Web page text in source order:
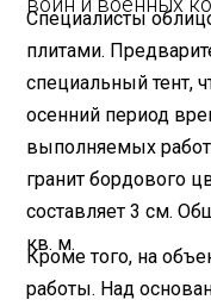
Специалисты
плитами.
специальный тент,
осенний период
выполняемых
гранит бордового
составляет 3 см.
кв. м.
Кроме того, на
работы. Над